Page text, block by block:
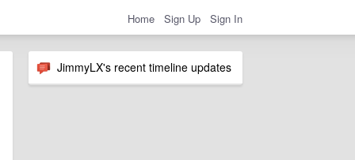
Home Sign Up Sign In
JimmyLX's recent timeline updates